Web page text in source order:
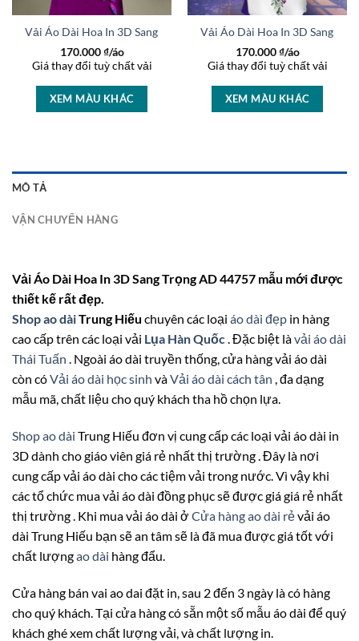
Vải Áo Dài Hoa In 3D Sang Trọng AD 46447
170.000₫/áo
Giá thay đổi tuỳ chất vải
XEM MÀU KHÁC
Vải Áo Dài Hoa In 3D Sang
170.000₫/áo
Giá thay đổi tuỳ chất vải
XEM MÀU KHÁC
46463
MÔ TẢ
VẬN CHUYỂN HÀNG
Vải Áo Dài Hoa In 3D Sang Trọng AD 44757 mẫu mới được
thiết kế rất đẹp.
Shop ao dàiTrung Hiếu chuyên các loại áo dài đẹp in hàng
cao cấp trên các loại vải Lụa Hàn Quốc. Đặc biệt làvải áo dài
Thái Tuấn . Ngoài áo dài truyền thống, cửa hàng vải áo dài
còn cóVải áo dài học sinh vàVải áo dài cách tân , đa dạng
mẫu mã, chất liệu cho quý khách tha hồ chọn lựa.
Shop ao dài Trung Hiếu đơn vị cung cấp các loại vải áo dài in
3D dành cho giáo viên giá rẻ nhất thị trường . Đây là nơi
cung cấp vải áo dài cho các tiệm vải trong nước. Vì vậy khi
các tổ chức mua vải áo dài đồng phục sẽ được giá giá rẻ nhất
thị trường . Khi mua vải áo dài ở Cửa hàng ao dài rẻvải áo
dài Trung Hiếu bạn sẽ an tâm sẽ là đã mua được giá tốt với
chất lượngao dài hàng đẩu.
Cửa hàng bán vai ao dai đặt in, sau 2 đến 3 ngày là có hàng
cho quý khách. Tại cửa hàng có sẵn một số mẫu áo dài để quý
khách ghé xem chất lượng vải, và chất lượng in.